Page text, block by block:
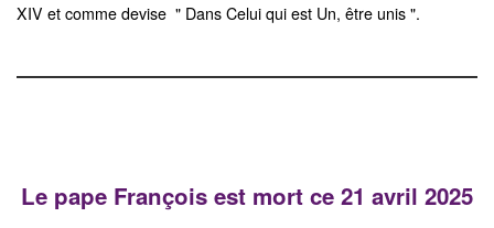
XIV et comme devise " Dans Celui qui est Un, être unis ".
Le pape François est mort ce 21 avril 2025